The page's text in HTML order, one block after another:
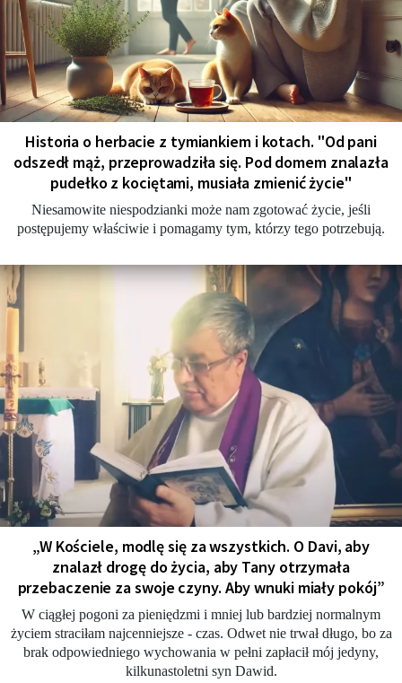
Historia o herbacie z tymiankiem i kotach. "Od pani
odszedł mąż, przeprowadziła się. Pod domem znalazła
pudełko z kociętami, musiała zmienić życie"
Niesamowite niespodzianki może nam zgotować życie, jeśli
postępujemy właściwie i pomagamy tym, którzy tego potrzebują.
„W Kościele, modlę się za wszystkich. O Davi, aby
znalazł drogę do życia, aby Tany otrzymała
przebaczenie za swoje czyny. Aby wnuki miały pokój”
W ciągłej pogoni za pieniędzmi i mniej lub bardziej normalnym
życiem straciłam najcenniejsze - czas. Odwet nie trwał długo, bo za
brak odpowiedniego wychowania w pełni zapłacił mój jedyny,
kilkunastoletni syn Dawid.